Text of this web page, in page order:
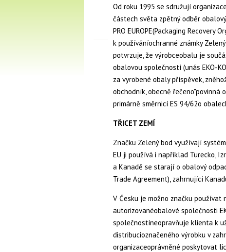
Od roku 1995 se sdružují
částech světa zpětný odběr
PRO EUROPE(Packaging Recovery
k používáníochranné známky
potvrzuje, že výrobceobalu je
obalovou společností (unás EKO-
za vyrobené obaly příspěvek,
obchodník, obecně řečeno"povinná
primárně směrnicí ES 94/62o
TŘICET ZEMÍ
Značku Zelený bod využívají
EU ji používá i například Turecko,
a Kanadě se starají o obalový
Trade Agreement), zahrnující
V Česku je možno značku používat
autorizovanéobalové společnosti
společnostíneopravňuje klienta k
distribucioznačeného výrobku v
organizaceoprávněné poskytovat